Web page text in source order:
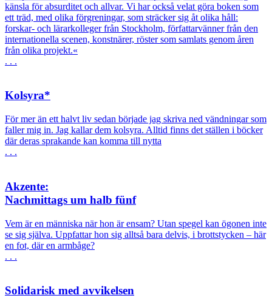
känsla för absurditet och allvar. Vi har också velat göra boken som
ett träd, med olika förgreningar, som sträcker sig åt olika håll:
forskar- och lärarkolleger från Stockholm, författarvänner från den
internationella scenen, konstnärer, röster som samlats genom åren
från olika projekt.«
. . .
Kolsyra*
För mer än ett halvt liv sedan började jag skriva ned vändningar som
faller mig in. Jag kallar dem kolsyra. Alltid finns det ställen i böcker
där deras sprakande kan komma till nytta
. . .
Akzente:
Nachmittags um halb fünf
Vem är en människa när hon är ensam? Utan spegel kan ögonen inte
se sig själva. Uppfattar hon sig alltså bara delvis, i brottstycken – här
en fot, där en armbåge?
. . .
Solidarisk med avvikelsen